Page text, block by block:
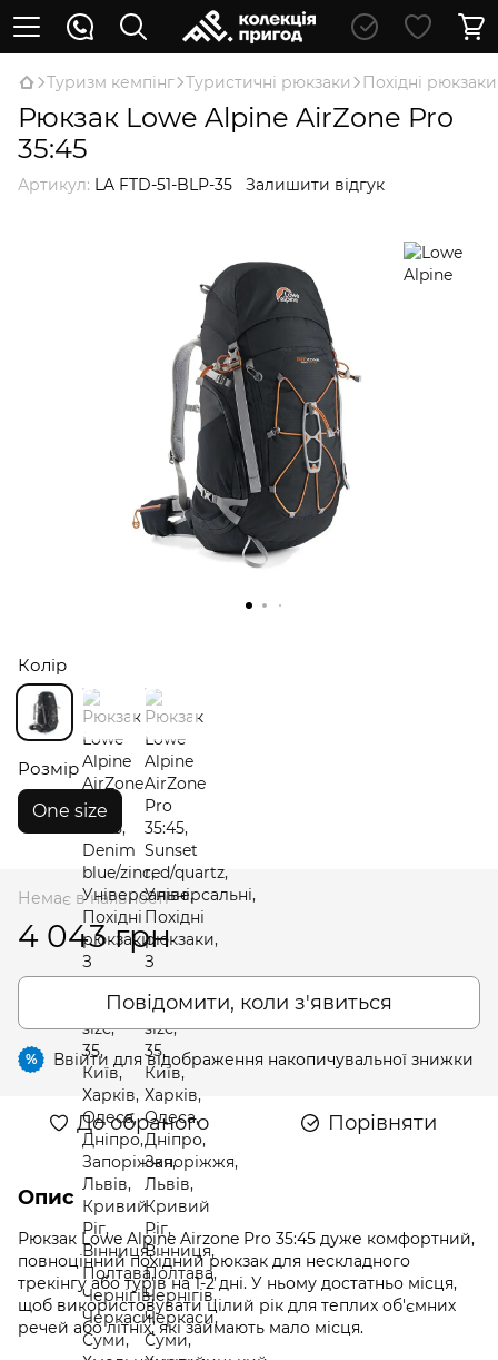
Туризм кемпінг Туристичні рюкзаки Похідні рюкзаки
Рюкзак Lowe Alpine AirZone Pro
35:45
Артикул: LA FTD-51-BLP-35 Залишити відгук
Колір
Розмір
One size
Немає в наявності
4 043 грн
Повідомити, коли з'явиться
% Ввійти для відображення накопичувальної знижки
До обраного Порівняти
Опис
Рюкзак Lowe Alpine Airzone Pro 35:45 дуже комфортний,
повноцінний похідний рюкзак для нескладного
трекінгу або турів на 1-2 дні. У ньому достатньо місця,
щоб використовувати цілий рік для теплих об'ємних
речей або літніх, які займають мало місця.